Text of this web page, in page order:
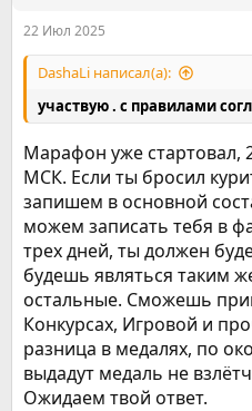
22 Июл 2025
DashaLi написал(а):
участвую . с правилами
Марафон уже стартовал,
МСК. Если ты бросил
запишем в основной
можем записать тебя в
трех дней, ты должен
будешь являться таким
остальные. Сможешь
Конкурсах, Игровой и
разница в медалях, по
выдадут медаль не
Ожидаем твой ответ.